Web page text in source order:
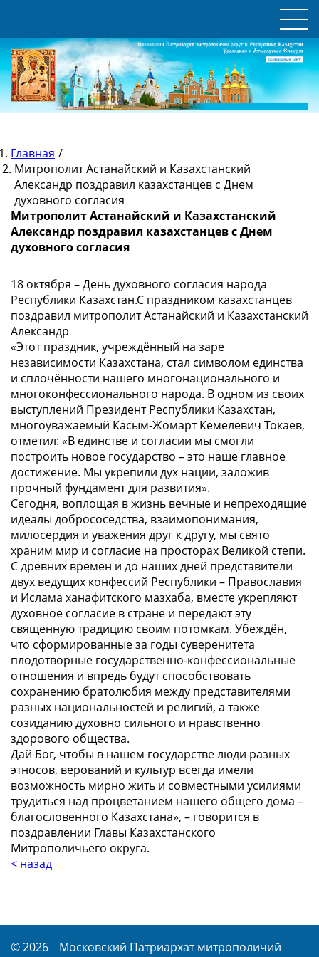
Главная /
Митрополит Астанайский и Казахстанский
Александр поздравил казахстанцев с Днем
духовного согласия
Митрополит Астанайский и Казахстанский
Александр поздравил казахстанцев с Днем
духовного согласия
18 октября – День духовного согласия народа
Республики Казахстан.С праздником казахстанцев
поздравил митрополит Астанайский и Казахстанский
Александр
«Этот праздник, учреждённый на заре
независимости Казахстана, стал символом единства
и сплочённости нашего многонационального и
многоконфессионального народа. В одном из своих
выступлений Президент Республики Казахстан,
многоуважаемый Касым-Жомарт Кемелевич Токаев,
отметил: «В единстве и согласии мы смогли
построить новое государство – это наше главное
достижение. Мы укрепили дух нации, заложив
прочный фундамент для развития».
Сегодня, воплощая в жизнь вечные и непреходящие
идеалы добрососедства, взаимопонимания,
милосердия и уважения друг к другу, мы свято
храним мир и согласие на просторах Великой степи.
С древних времен и до наших дней представители
двух ведущих конфессий Республики – Православия
и Ислама ханафитского мазхаба, вместе укрепляют
духовное согласие в стране и передают эту
священную традицию своим потомкам. Убеждён,
что сформированные за годы суверенитета
плодотворные государственно-конфессиональные
отношения и впредь будут способствовать
сохранению братолюбия между представителями
разных национальностей и религий, а также
созиданию духовно сильного и нравственно
здорового общества.
Дай Бог, чтобы в нашем государстве люди разных
этносов, верований и культур всегда имели
возможность мирно жить и совместными усилиями
трудиться над процветанием нашего общего дома –
благословенного Казахстана», – говорится в
поздравлении Главы Казахстанского
Митрополичьего округа.
< назад
© 2026
Московский Патриархат митрополичий